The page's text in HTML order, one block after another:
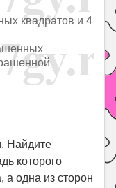
квадратов и 4
Найдите
которого
а одна из сторон